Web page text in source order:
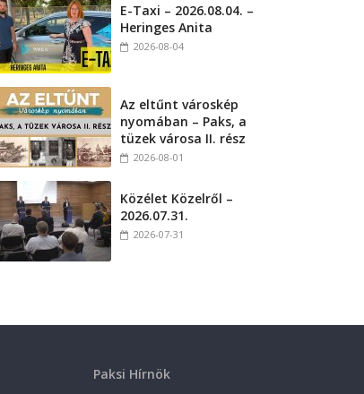
E-Taxi – 2026.08.04. –
Heringes Anita
2026-08-04
Az eltűnt városkép
nyomában – Paks, a
tüzek városa II. rész
2026-08-01
Közélet Közelről –
2026.07.31.
2026-07-31
Paksi Hírnök